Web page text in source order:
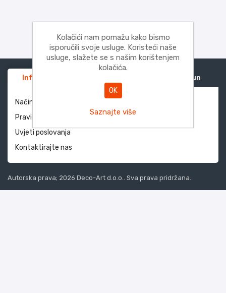
Informacije Moj račun
Način dostave i povrati
Pravila privatnosti
Uvjeti poslovanja
Kontaktirajte nas
Autorska prava; 2026 Deco-Art d.o.o.. Sva prava pridržana.
Kolačići nam pomažu kako bismo
isporučili svoje usluge. Koristeći naše
usluge, slažete se s našim korištenjem
kolačića.
OK
Saznajte više